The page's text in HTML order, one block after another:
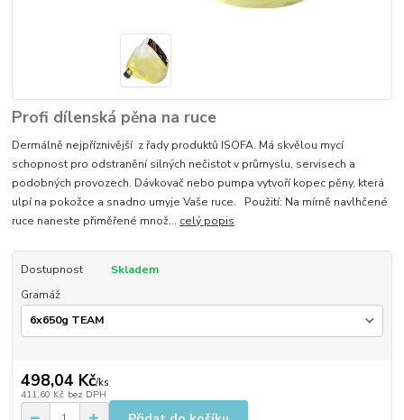
Profi dílenská pěna na ruce
​Dermálně nejpříznivější z řady produktů ISOFA. Má skvělou mycí
schopnost pro odstranění silných nečistot v průmyslu, servisech a
podobných provozech. Dávkovač nebo pumpa vytvoří kopec pěny, která
ulpí na pokožce a snadno umyje Vaše ruce. Použití: Na mírně navlhčené
ruce naneste přiměřené množ... celý popis
Dostupnost
Skladem
Gramáž
498,04 Kč/ks
411,60 Kč bez DPH